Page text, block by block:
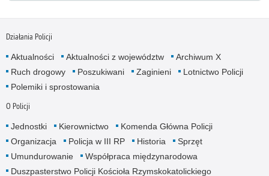
Działania Policji
Aktualności Aktualności z województw
Archiwum X
Ruch drogowy
Poszukiwani Zaginieni
Lotnictwo Policji
Polemiki i sprostowania
O Policji
Jednostki Kierownictwo
Komenda Główna Policji
Organizacja
Policja w III RP Historia
Sprzęt
Umundurowanie
Współpraca międzynarodowa
Duszpasterstwo Policji Kościoła Rzymskokatolickiego